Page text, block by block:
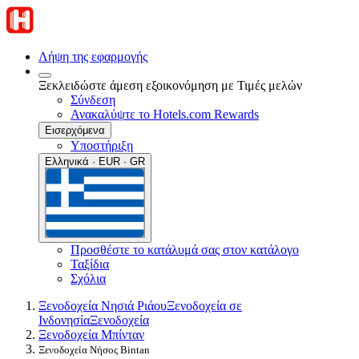
Λήψη της εφαρμογής
Ξεκλειδώστε άμεση εξοικονόμηση με Τιμές μελών
Σύνδεση
Ανακαλύψτε το Hotels.com Rewards
Εισερχόμενα
Υποστήριξη
Ελληνικά · EUR · GR
Προσθέστε το κατάλυμά σας στον κατάλογο
Ταξίδια
Σχόλια
Ξενοδοχεία Νησιά ΡιάουΞενοδοχεία σε
ΙνδονησίαΞενοδοχεία
Ξενοδοχεία Μπίνταν
Ξενοδοχεία Νήσος Bintan